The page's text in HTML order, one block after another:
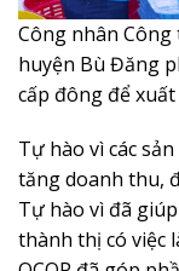
có 96 sản phẩm
văn hóa về nông
từng thôn, ấp,
những chủ thể
phương nơi sản
hiện diện.